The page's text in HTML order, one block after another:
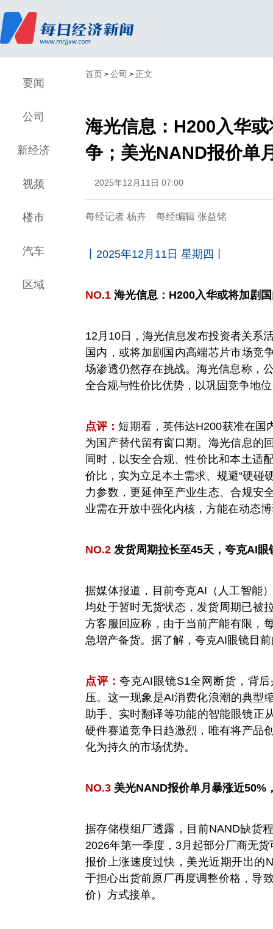
要闻
公司
新经济
视频
楼市
汽车
区域
首页 > 公司 > 正文
海光信息：H200入华
争；美光NAND报价单
2025年12月11日 07:00
每经记者 杨卉 每经编辑 张益铭
丨2025年12月11日 星期四丨
NO.1 海光信息 ：H200入华或将加剧
12月10日，海光信息发布投资者关系
国内，或将加剧国内高端芯片市场竞
场渗透仍然存在挑战。 海光信息称，
全合规与性价比优势，以巩固竞争地
点评：短期看，英伟达H200获准在国
为 国产替代留有窗口期。 海光信息的
同时，以安全合规、性价比和本土适
价比，实为立足本土需求、规避“硬碰
力参数，更延伸至产业生态、合规安
业需在开放中强化内核，方能在动态
NO.2 发货周期拉长至45天，夸克AI
据媒体报道，目前夸克AI（人工智能
均处于暂时无货状态，发货周期已被
方客服回应称，由于当前产能有限，
急增产备货。据了解，夸克AI眼镜目
点评：夸克AI眼镜S1全网断货，背
压。这一现象是AI消费化浪潮的典型
助手、实时翻译等功能的智能眼镜正
硬件赛道竞争日趋激烈，唯有将产品
化为持久的市场优势。
NO.3 美光NAND报价单月暴涨近50%
据存储模组厂透露，目前NAND缺货
2026年第一季度，3月起部分厂商无
报价上涨速度过快， 美光近期开出的
于担心出货前原厂再度调整价格，导
价）方式接单。